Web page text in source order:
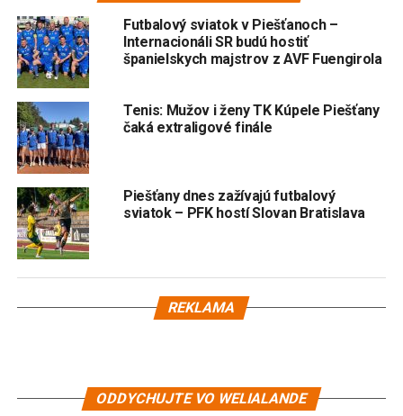
Futbalový sviatok v Piešťanoch –
Internacionáli SR budú hostiť
španielskych majstrov z AVF Fuengirola
Tenis: Mužov i ženy TK Kúpele Piešťany
čaká extraligové finále
Piešťany dnes zažívajú futbalový
sviatok – PFK hostí Slovan Bratislava
REKLAMA
ODDYCHUJTE VO WELIALANDE